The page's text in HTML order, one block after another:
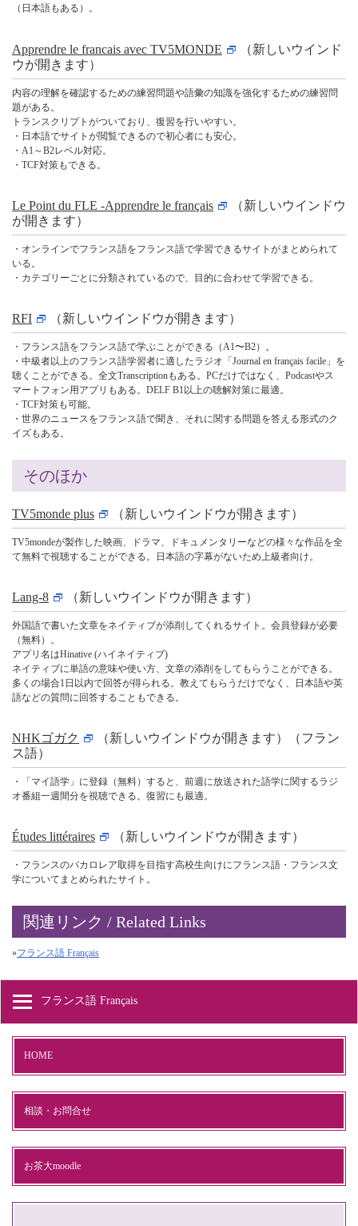
（日本語もある）。
Apprendre le francais avec TV5MONDE
（新しいウインド
ウが開きます）
内容の理解を確認するための練習問題や語彙の知識を強化するための練習問
題がある。
トランスクリプトがついており、復習を行いやすい。
・日本語でサイトが閲覧できるので初心者にも安心。
・A1～B2レベル対応。
・TCF対策もできる。
Le Point du FLE -Apprendre le français
（新しいウインドウ
が開きます）
・オンラインでフランス語をフランス語で学習できるサイトがまとめられて
いる。
・カテゴリーごとに分類されているので、目的に合わせて学習できる。
RFI （新しいウインドウが開きます）
・フランス語をフランス語で学ぶことができる（A1〜B2）。
・中級者以上のフランス語学習者に適したラジオ「Journal en français facile」を
聴くことができる。全文Transcriptionもある。PCだけではなく、Podcastやス
マートフォン用アプリもある。DELF B1以上の聴解対策に最適。
・TCF対策も可能。
・世界のニュースをフランス語で聞き、それに関する問題を答える形式のク
イズもある。
そのほか
TV5monde plus （新しいウインドウが開きます）
TV5mondeが製作した映画、ドラマ、ドキュメンタリーなどの様々な作品を全
て無料で視聴することができる。日本語の字幕がないため上級者向け。
Lang-8 （新しいウインドウが開きます）
外国語で書いた文章をネイティブが添削してくれるサイト。会員登録が必要
（無料）。
アプリ名はHinative (ハイネイティブ)
ネイティブに単語の意味や使い方、文章の添削をしてもらうことができる。
多くの場合1日以内で回答が得られる。教えてもらうだけでなく、日本語や英
語などの質問に回答することもできる。
NHKゴガク
（新しいウインドウが開きます）（フラン
ス語）
・「マイ語学」に登録（無料）すると、前週に放送された語学に関するラジ
オ番組一週間分を視聴できる。復習にも最適。
Études littéraires （新しいウインドウが開きます）
・フランスのバカロレア取得を目指す高校生向けにフランス語・フランス文
学についてまとめられたサイト。
関連リンク / Related Links
»フランス語 Français
フランス語 Français
HOME
相談・お問合せ
お茶大moodle